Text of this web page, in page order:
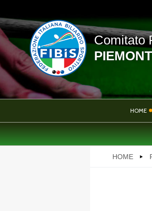
LINK UTILI
NEWS
Comitato
HOME
HOME